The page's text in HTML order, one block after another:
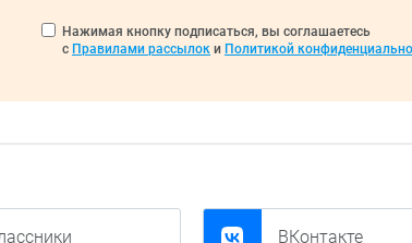
Нажимая кнопку подписаться, вы соглашаетесь
с Правилами рассылок и Политикой
ВКонтакте